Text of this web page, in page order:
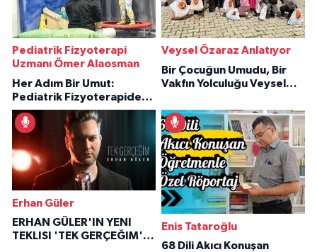
Pediatrik Fizyoterapi
Uzmanı Ömer Alaosman
Her Adım Bir Umut:
Pediatrik Fizyoterapiden
İlham Veren Hikâyeler
Veysel Özaraz Anlatıyor
Bir Çocuğun Umudu, Bir
Vakfın Yolculuğu Veysel
Erhan Güler
ERHAN GÜLER'IN YENI
TEKLISI 'TEK GERÇEĞIM'LE
Enis Tataroğlu
68 Dili Akıcı Konuşan